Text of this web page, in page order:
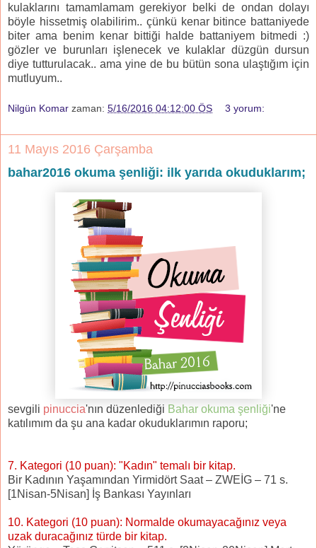
kulaklarını tamamlamam gerekiyor belki de ondan dolayı
böyle hissetmiş olabilirim.. çünkü kenar bitince battaniyede
biter ama benim kenar bittiği halde battaniyem bitmedi :)
gözler ve burunları işlenecek ve kulaklar düzgün dursun
diye tutturulacak.. ama yine de bu bütün sona ulaştığım için
mutluyum..
Nilgün Komar zaman: 5/16/2016 04:12:00 ÖS 3 yorum:
11 Mayıs 2016 Çarşamba
bahar2016 okuma şenliği: ilk yarıda okuduklarım;
sevgili pinuccia'nın düzenlediği Bahar okuma şenliği'ne
katılımım da şu ana kadar okuduklarımın raporu;
7. Kategori (10 puan): "Kadın" temalı bir kitap.
Bir Kadının Yaşamından Yirmidört Saat – ZWEİG – 71 s.
[1Nisan-5Nisan] İş Bankası Yayınları
10. Kategori (10 puan): Normalde okumayacağınız veya
uzak duracağınız türde bir kitap.